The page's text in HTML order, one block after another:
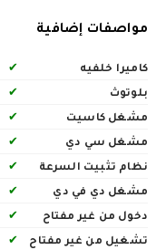
مواصفات إضافية
كاميرا خلفيه
✔
بلوتوث
✔
مشغل كاسيت
✔
مشغل سي دي
✔
نظام تثبيت السرعة
✔
مشغل دي في دي
✔
دخول من غير مفتاح
✔
تشغيل من غير مفتاح
✔